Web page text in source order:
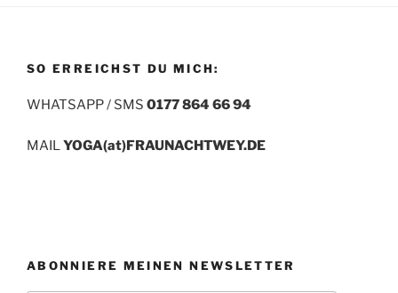
SO ERREICHST DU MICH:
WHATSAPP / SMS 0177 864 66 94
MAILYOGA(at)FRAUNACHTWEY.DE
ABONNIERE MEINEN NEWSLETTER